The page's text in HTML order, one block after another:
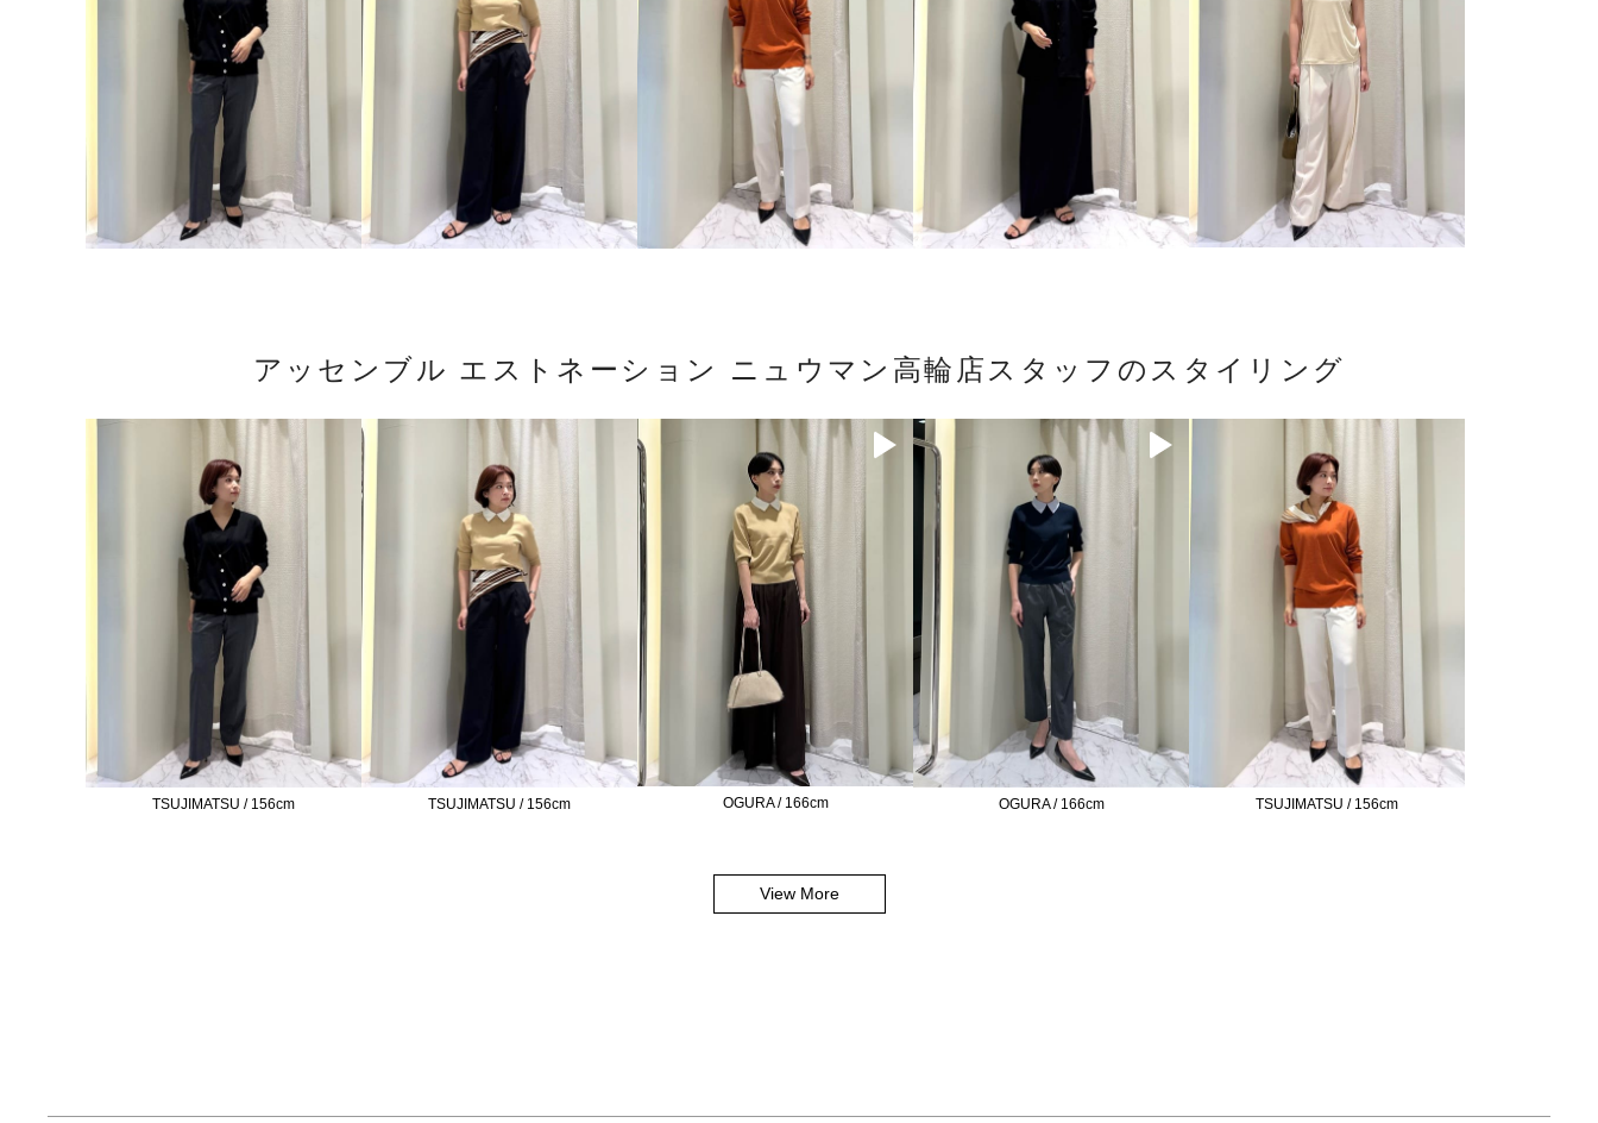
アッセンブル エストネーション ニュウマン高輪店スタッフのスタイリング
TSUJIMATSU / 156cm TSUJIMATSU / 156cm OGURA / 166cm OGURA / 166cm TSUJIMATSU / 156cm
View More